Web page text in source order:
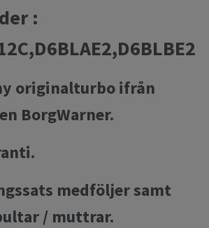
:
originalturbo ifrån
BorgWarner.
medföljer samt
/ muttrar.